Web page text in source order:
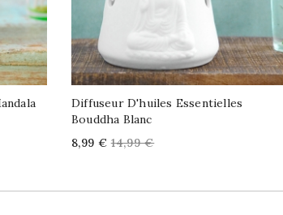
Diffuseur D'huiles Essentielles
Bouddha Blanc
Price
8,99 € Regular
14,99 €